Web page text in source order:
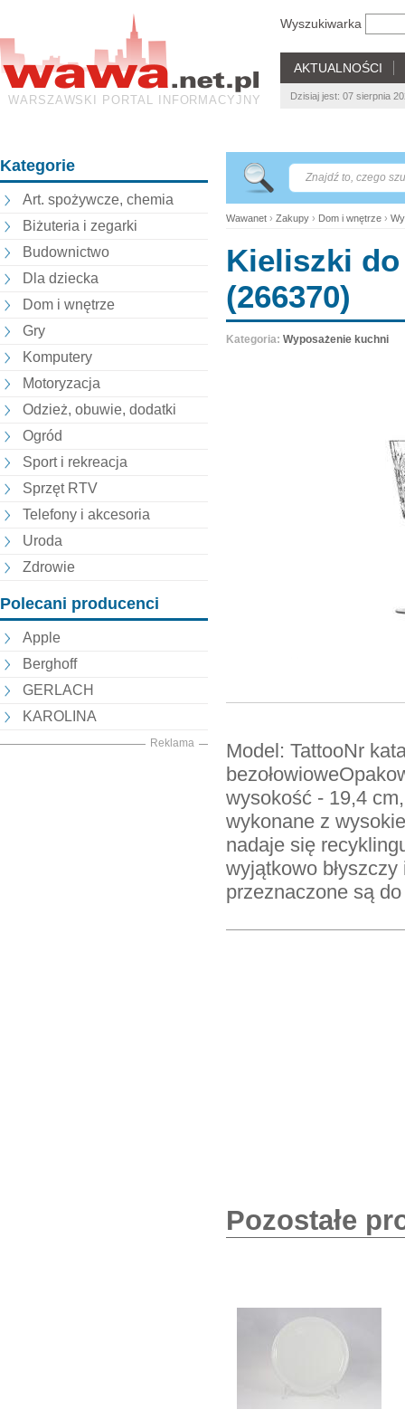
WARSZAWSKI PORTAL INFORMACYJNY
Wyszukiwarka
AKTUALNOŚCI
Dzisiaj jest: 07 sierpnia
Kategorie
Art. spożywcze, chemia
Biżuteria i zegarki
Budownictwo
Dla dziecka
Dom i wnętrze
Gry
Komputery
Motoryzacja
Odzież, obuwie, dodatki
Ogród
Sport i rekreacja
Sprzęt RTV
Telefony i akcesoria
Uroda
Zdrowie
Polecani producenci
Apple
Berghoff
GERLACH
KAROLINA
Reklama
Wawanet › Zakupy › Dom i wnętrze ›
Kieliszki
(266370)
Kategoria: Wyposażenie kuchni
Model: TattooNr
wysokość - 19,4
wykonane z
nadaje się
wyjątkowo
przeznaczone są
Pozostałe